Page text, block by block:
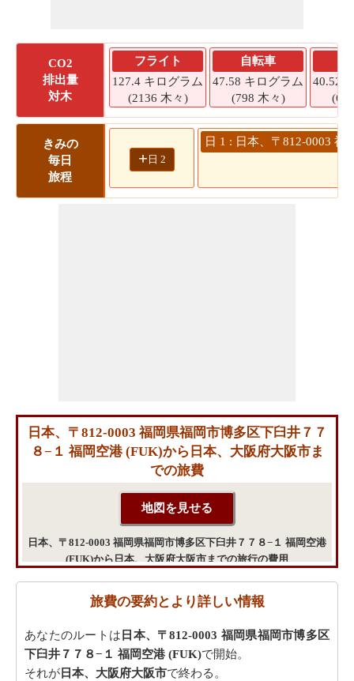
CO2
排出量
対木
フライト
127.4 キログラム
(2136 木々)
自転車
47.58 キログラム
(798 木々)
40.52
きみの
毎日
旅程
+ 日 2
日 1 : 日本、〒812-0003
日本、〒812-0003 福岡県福岡市博多区下臼井７７
８−１ 福岡空港 (FUK)から日本、大阪府大阪市ま
での旅費
日本、〒812-0003 福岡県福岡市博多区下臼井７７８−１ 福岡空港
(FUK)から日本、大阪府大阪市までの旅行の費用
旅費の要約とより詳しい情報
あなたのルートは 日本、〒812-0003 福岡県福岡市博多区
下臼井７７８−１ 福岡空港 (FUK)で開始。
それが 日本、大阪府大阪市で終わる。